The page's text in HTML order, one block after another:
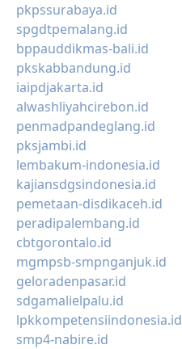
pkpssurabaya.id
spgdtpemalang.id
bppauddikmas-bali.id
pkskabbandung.id
iaipdjakarta.id
alwashliyahcirebon.id
penmadpandeglang.id
pksjambi.id
lembakum-indonesia.id
kajiansdgsindonesia.id
pemetaan-disdikaceh.id
peradipalembang.id
cbtgorontalo.id
mgmpsb-smpnganjuk.id
geloradenpasar.id
sdgamalielpalu.id
lpkkompetensiindonesia.id
smp4-nabire.id